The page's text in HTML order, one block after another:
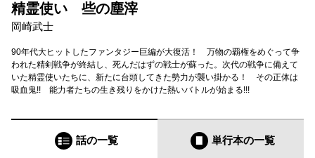
精霊使い 些の塵滓
岡崎武士
90年代大ヒットしたファンタジー巨編が大復活！ 万物の覇権をめぐって争
われた精剣戦争が終結し、死んだはずの戦士が蘇った。次代の戦争に備えて
いた精霊使いたちに、新たに台頭してきた勢力が襲い掛かる！ その正体は
吸血鬼!! 能力者たちの生き残りをかけた熱いバトルが始まる!!!
話の一覧 単行本の一覧